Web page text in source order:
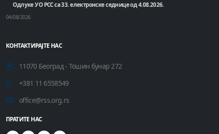
Одлуке УО РСС са 33. електронске седнице од 4.08.2026.
04/08/2026
КОНТАКТИРАЈТЕ НАС
11070 Београд - Тошин бунар 272
+381 11 6558549
office@rss.org.rs
ПРАТИТЕ НАС